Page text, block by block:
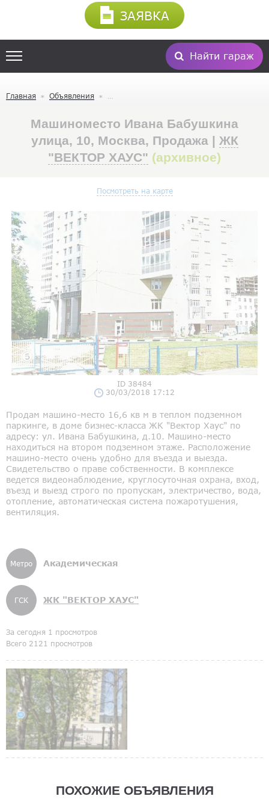
Найти гараж
ЗАЯВКА
Главная Объявления
Машиноместо Ивана Бабушкина
улица, 10, Москва, Продажа | ЖК
"ВЕКТОР ХАУС" (архивное)
Посмотреть на карте
ID 38484
30/03/2018 17:12
Продам машино-место 16,6 кв м в теплом подземном
паркинге, в доме бизнес-класса ЖК "Вектор Хаус" по
адресу: ул. Ивана Бабушкина, д.10. Машино-место
находиться на втором подземном этаже. Расположение
машино-место очень удобно для въезда и выезда.
Свидетельство о праве собственности. В комплексе
ведется видеонаблюдение, круглосуточная охрана, вход,
въезд и выезд строго по пропускам, электричество, вода,
отопление, автоматическая система пожаротушения,
вентиляция.
Метро Академическая
ГСК ЖК "ВЕКТОР ХАУС"
За сегодня 1 просмотров
Всего 2121 просмотров
ПОХОЖИЕ ОБЪЯВЛЕНИЯ